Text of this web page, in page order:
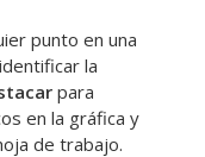
punto en una
la
para
en la gráfica y
de trabajo.